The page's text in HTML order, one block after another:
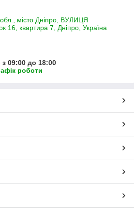
обл., місто Дніпро, ВУЛИЦЯ
16, квартира 7, Дніпро, Україна
09:00 до 18:00
роботи